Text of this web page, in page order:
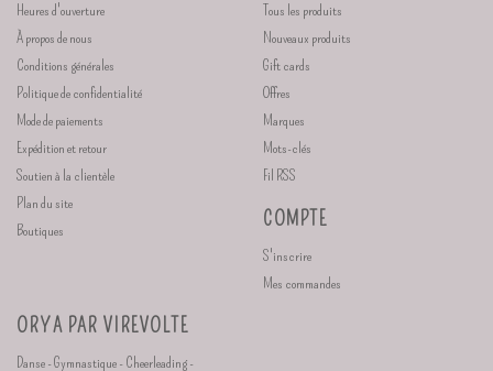
Heures d'ouverture
À propos de nous
Conditions générales
Politique de confidentialité
Mode de paiements
Expédition et retour
Soutien à la clientèle
Plan du site
Boutiques
Tous les produits
Nouveaux produits
Gift cards
Offres
Marques
Mots-clés
Fil RSS
COMPTE
S'inscrire
Mes commandes
ORYA PAR VIREVOLTE
Danse - Gymnastique - Cheerleading -